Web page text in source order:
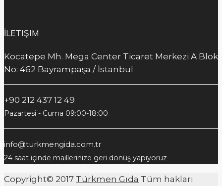
İLETIŞIM
Kocatepe Mh. Mega Center Ticaret Merkezi A Blok
No: 462 Bayrampaşa / İstanbul
+90 212 437 12 49
Pazartesi - Cuma 09:00-18:00
info@turkmengida.com.tr
24 saat içinde maillerinize geri dönüş yapıyoruz
Copyright© 2017 Türkmen Gıda Tüm hakları